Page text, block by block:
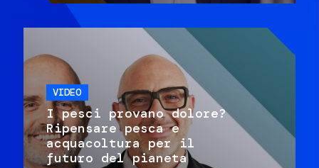
VIDEO
I pesci provano dolore?
Ripensare pesca e
acquacoltura per il
futuro del pianeta